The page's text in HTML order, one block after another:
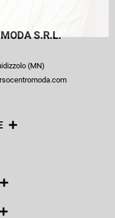
S.R.L.
(MN)